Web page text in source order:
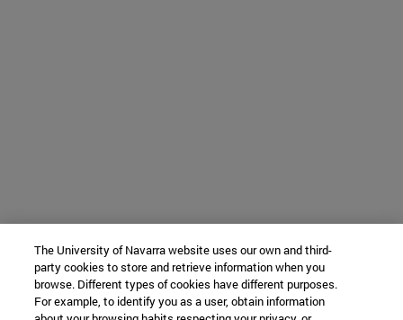
The University of Navarra website uses our own and third-
party cookies to store and retrieve information when you
browse. Different types of cookies have different purposes.
For example, to identify you as a user, obtain information